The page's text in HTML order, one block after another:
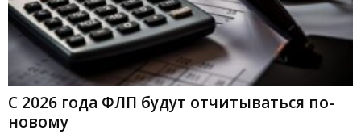
С 2026 года ФЛП будут отчитываться по-
новому